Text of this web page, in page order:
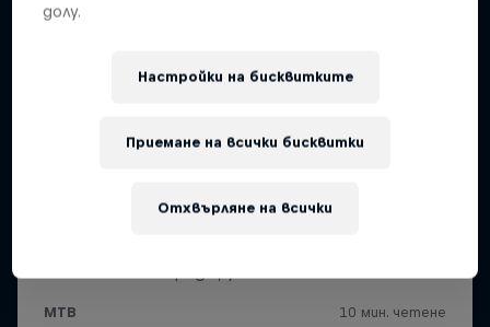
долу.
Настройки на бисквитките
Отхвърляне на всички
Приемане на всички бисквитки